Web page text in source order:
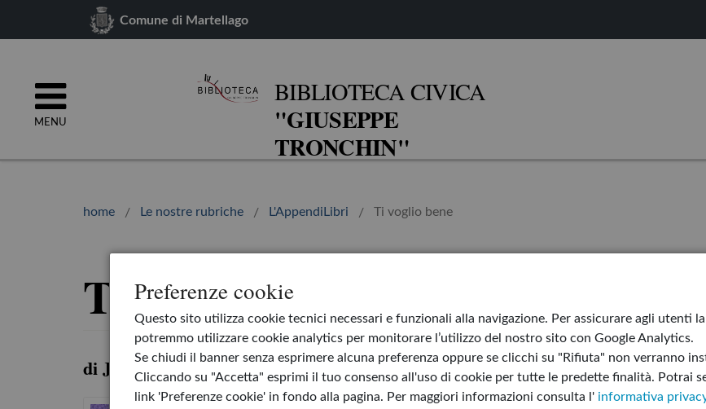
Preferenze cookie
Questo sito utilizza cookie tecnici necessari e funzionali alla navigazione. Per assicurare agli utenti
potremmo utilizzare cookie analytics per monitorare l’utilizzo del nostro sito con Google Analytics.
Se chiudi il banner senza esprimere alcuna preferenza oppure se clicchi su "Rifiuta" non verranno
Cliccando su "Accetta" esprimi il tuo consenso all'uso di cookie per tutte le predette finalità. Potrai
link 'Preferenze cookie' in fondo alla pagina. Per maggiori informazioni consulta l' informativa
Comune di Martellago
MENU
BIBLIOTECA CIVICA
"GIUSEPPE
TRONCHIN"
home Le nostre rubriche L'AppendiLibri Ti voglio bene
Ti voglio bene
di Jory John
Il bambino
I sette letti